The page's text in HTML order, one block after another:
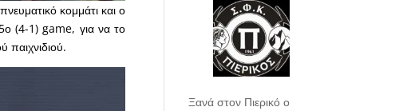
κομμάτι και ο
(4-1) game, για να το
Ξανά στον Πιερικό ο